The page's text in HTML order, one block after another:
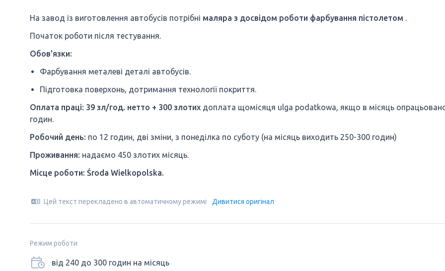
На завод із виготовлення автобусів потрібні маляра з досвідом роботи фарбування пістолетом .
Початок роботи після тестування.
Обов'язки:
Фарбування металеві деталі автобусів.
Підготовка поверхонь, дотримання технології покриття.
Оплата праці: 39 зл/год. нетто + 300 злотих доплата щомісяця ulga podatkowa, якщо в місяць
годин.
Робочий день: по 12 годин, дві зміни, з понеділка по суботу (на місяць виходить 250-300 годин)
Проживання: надаємо 450 злотих місяць.
Місце роботи: Środa Wielkopolska.
Цей текст перекладено в автоматичному режимі Дивитися оригінал
Режим роботи
від 240 до 300 годин на місяць